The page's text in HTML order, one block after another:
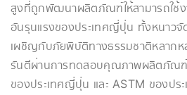
สูงที่ถูกพัฒนาผลิตภัณฑ์ให้สามารถใช้
อันรุนแรงของประเทศญี่ปุ่น ทั้งหนาว
เผชิญกับภัยพิบัติทางธรรมชาติหลากห
รันตีผ่านการทดสอบคุณภาพผลิตภัณ
ของประเทศญี่ปุ่น และ ASTM ของประ